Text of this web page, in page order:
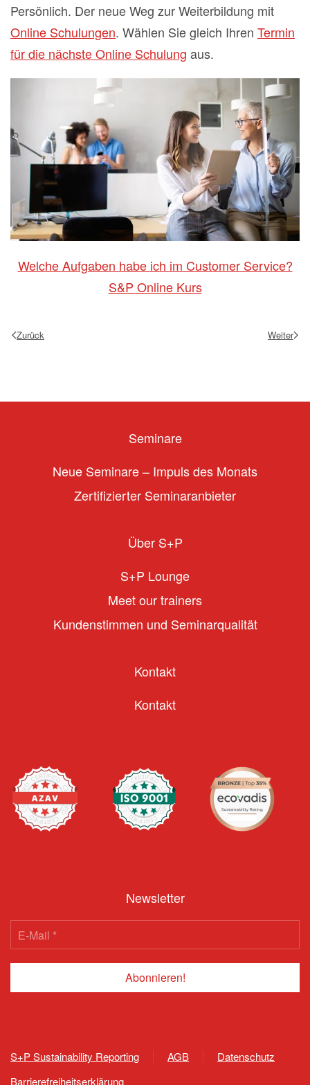
Persönlich. Der neue Weg zur Weiterbildung mit
Online Schulungen. Wählen Sie gleich Ihren Termin
für die nächste Online Schulung aus.
Welche Aufgaben habe ich im Customer Service?
S&P Online Kurs
Zurück Weiter
Seminare
Neue Seminare – Impuls des Monats
Zertifizierter Seminaranbieter
Über S+P
S+P Lounge
Meet our trainers
Kundenstimmen und Seminarqualität
Kontakt
Kontakt
Newsletter
S+P Sustainability Reporting AGB
Datenschutz
Barrierefreiheitserklärung